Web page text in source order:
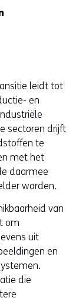
leidt tot
en
sectoren drijft
te
met het
daarmee
worden.
van
om
uit
en
die